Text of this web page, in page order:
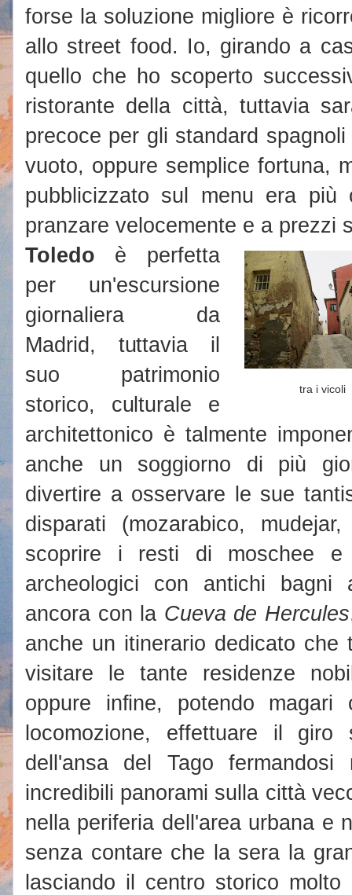
forse la soluzione migliore è
allo street food. Io, girando a
quello che ho scoperto
ristorante della città, tuttavia
precoce per gli standard
vuoto, oppure semplice fortuna,
pubblicizzato sul menu era
pranzare velocemente e a prezzi
tra i vicoli
Toledo è perfetta
per un'escursione
giornaliera da
Madrid, tuttavia il
suo patrimonio
storico, culturale e
architettonico è talmente
anche un soggiorno di più
divertire a osservare le sue
disparati (mozarabico,
scoprire i resti di moschee
archeologici con antichi
ancora con la Cueva de Hercules
anche un itinerario dedicato
visitare le tante residenze
oppure infine, potendo
locomozione, effettuare il giro
dell'ansa del Tago
incredibili panorami sulla città
nella periferia dell'area urbana e
senza contare che la sera la
lasciando il centro storico